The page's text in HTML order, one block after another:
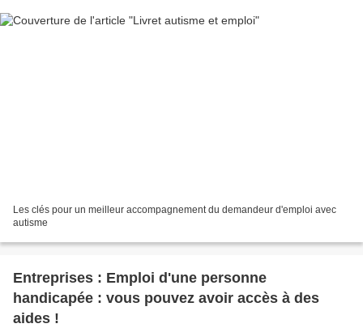
Les clés pour un meilleur accompagnement du demandeur d'emploi avec
autisme
Entreprises : Emploi d'une personne
handicapée : vous pouvez avoir accès à des
aides !